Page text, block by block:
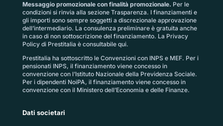
Messaggio promozionale con finalità promozionale. Per le
condizioni si rinvia alla sezione Trasparenza. I finanziamenti e
gli importi sono sempre soggetti a discrezionale approvazione
dell’intermediario. La consulenza preliminare è gratuita anche
in caso di non sottoscrizione del finanziamento. La Privacy
Policy di Prestitalia è consultabile qui.
Prestitalia ha sottoscritto le Convenzioni con INPS e MEF. Per i
pensionati INPS, il finanziamento viene concesso in
convenzione con l’Istituto Nazionale della Previdenza Sociale.
Per i dipendenti NoiPA, il finanziamento viene concesso in
convenzione con il Ministero dell’Economia e delle Finanze.
Dati societari